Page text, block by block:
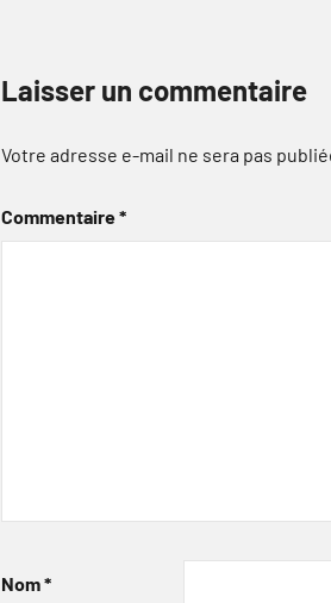
Laisser un commentaire
Votre adresse e-mail ne sera pas
Commentaire*
Nom*